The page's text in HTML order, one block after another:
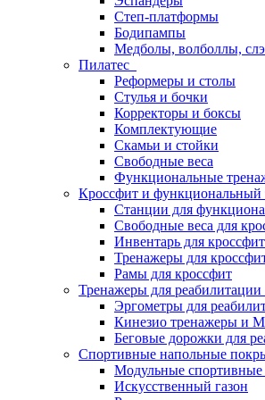
Степ-платформы
Бодипампы
Медболы, волболлы,
Пилатес
Реформеры и столы
Стулья и бочки
Корректоры и боксы
Комплектующие
Скамьи и стойки
Свободные веса
Функциональные
Кроссфит и функциональный
Станции для
Свободные веса для
Инвентарь для
Тренажеры для
Рамы для кроссфит
Тренажеры для реабилитации
Эргометры для
Кинезио тренажеры и
Беговые дорожки для
Спортивные напольные
Модульные
Искусственный газон